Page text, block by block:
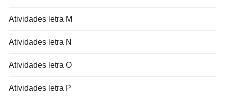
Atividades letra M
Atividades letra N
Atividades letra O
Atividades letra P